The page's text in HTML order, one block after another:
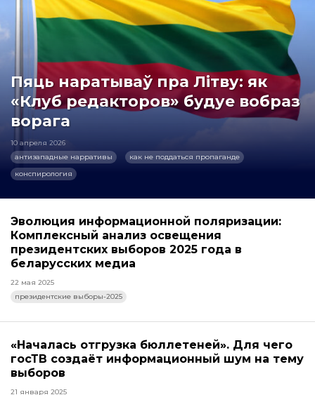
Пяць наратываў пра Літву: як
«Клуб редакторов» будуе вобраз
ворага
10 апреля 2026
антизападные нарративы
как не поддаться пропаганде
конспирология
Эволюция информационной поляризации:
Комплексный анализ освещения
президентских выборов 2025 года в
беларусских медиа
22 мая 2025
президентские выборы-2025
«Началась отгрузка бюллетеней». Для чего
госТВ создаёт информационный шум на тему
выборов
21 января 2025